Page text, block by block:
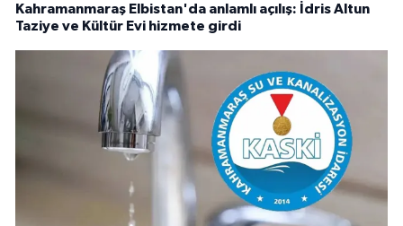
Kahramanmaraş Elbistan'da anlamlı açılış: İdris Altun
Taziye ve Kültür Evi hizmete girdi